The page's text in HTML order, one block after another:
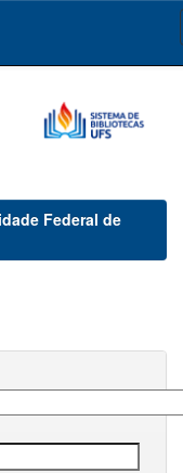
Federal de